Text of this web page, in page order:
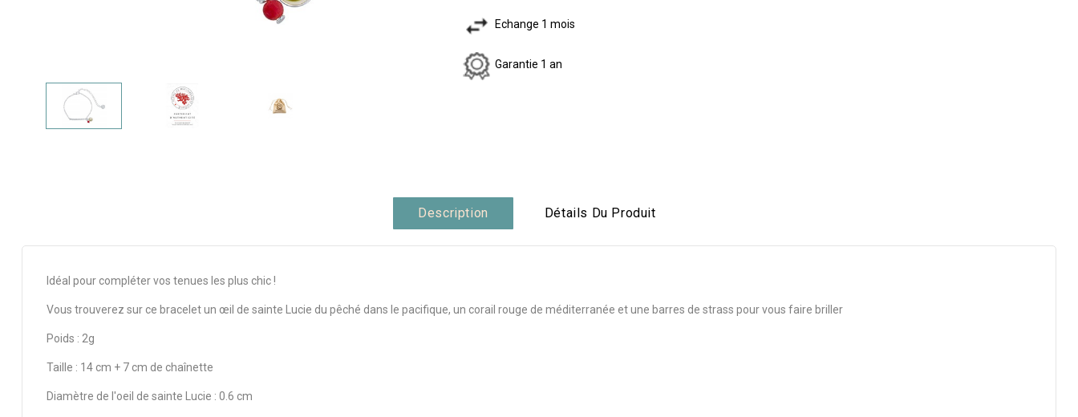
Echange 1 mois
Garantie 1 an
Description Détails Du Produit
Idéal pour compléter vos tenues les plus chic !
Vous trouverez sur ce bracelet un œil de sainte Lucie du pêché dans le pacifique, un corail rouge de méditerranée et une barres de strass pour vous faire briller
Poids : 2g
Taille : 14 cm + 7 cm de chaînette
Diamètre de l'oeil de sainte Lucie : 0.6 cm